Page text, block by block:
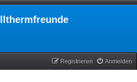
Anmelden
Registrieren